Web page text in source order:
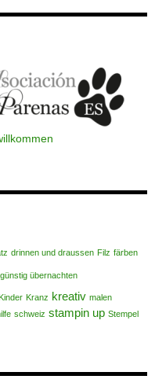
drinnen und draussen Filz färben
günstig übernachten
Kinder Kranz kreativ malen
schweiz stampin up Stempel